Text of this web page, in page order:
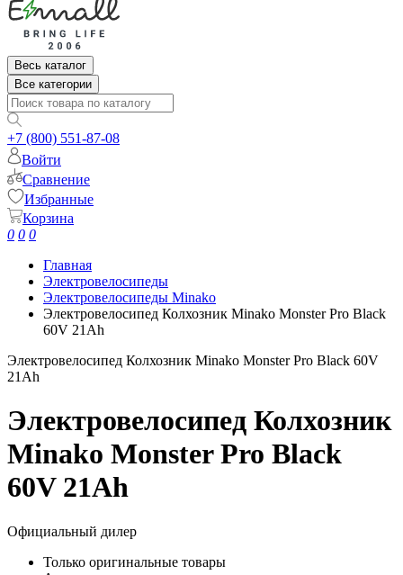
Весь каталог
Все категории
+7 (800) 551-87-08
Войти
Сравнение
Избранные
Корзина
0 0 0
Главная
Электровелосипеды
Электровелосипеды Minako
Электровелосипед Колхозник Minako Monster Pro Black
60V 21Ah
Электровелосипед Колхозник Minako Monster Pro Black 60V
21Ah
Электровелосипед Колхозник
Minako Monster Pro Black
60V 21Ah
Официальный дилер
Только оригинальные товары